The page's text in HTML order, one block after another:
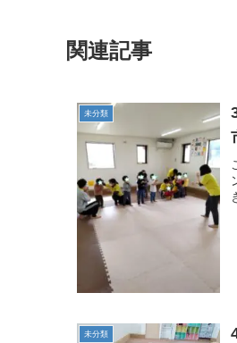
関連記事
未分類
未分類